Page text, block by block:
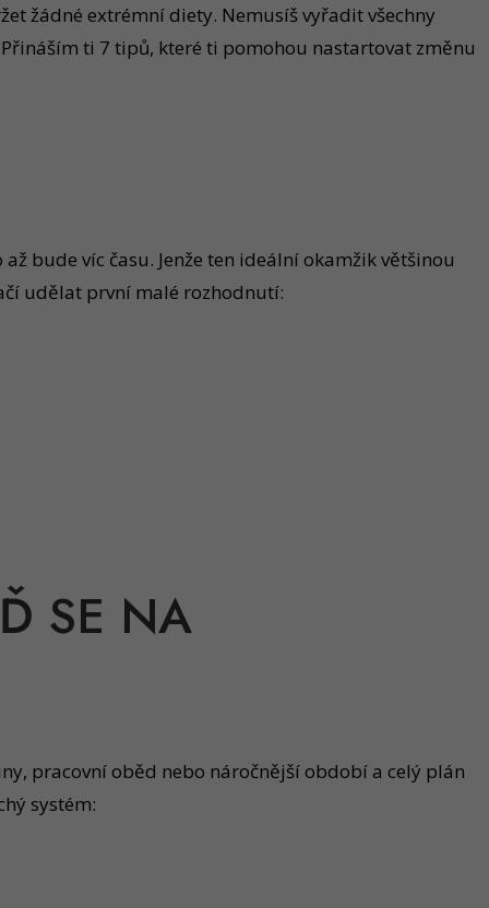
žádné extrémní diety. Nemusíš vyřadit všechny
Přináším ti 7 tipů, které ti pomohou nastartovat změnu
bude víc času. Jenže ten ideální okamžik většinou
udělat první malé rozhodnutí:
SE NA
pracovní oběd nebo náročnější období a celý plán
systém: